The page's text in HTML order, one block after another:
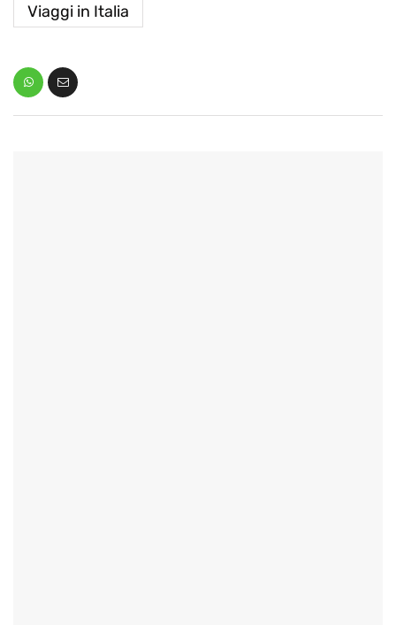
Viaggi in Italia